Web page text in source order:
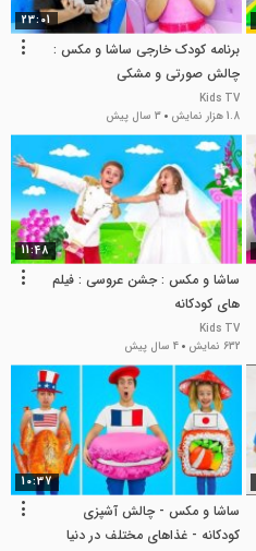
23:01
برنامه کودک خارجی ساشا و مکس :
چالش صورتی و مشکی
Kids TV
1.8 هزار نمایش
3 سال پیش
11:48
ساشا و مکس : جشن عروسی : فیلم
های کودکانه
Kids TV
632 نمایش
4 سال پیش
10:37
ساشا و مکس - چالش آشپزی
کودکانه - غذاهای مختلف در دنیا